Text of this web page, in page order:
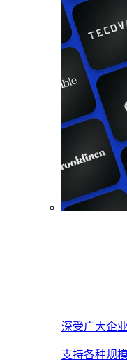
深受广大企
支持各种规